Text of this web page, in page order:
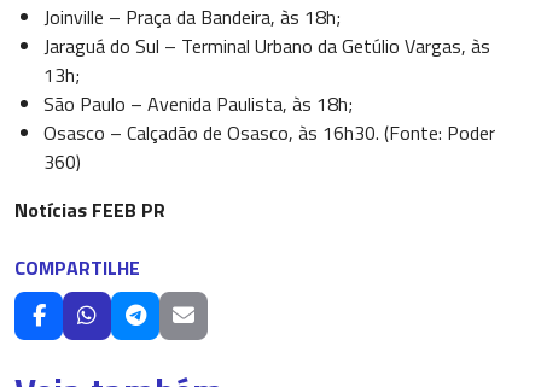
Joinville – Praça da Bandeira, às 18h;
Jaraguá do Sul – Terminal Urbano da Getúlio Vargas, às
13h;
São Paulo – Avenida Paulista, às 18h;
Osasco – Calçadão de Osasco, às 16h30. (Fonte: Poder
360)
Notícias FEEB PR
COMPARTILHE